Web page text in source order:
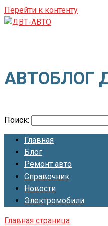
Перейти к контенту
АВТОБЛОГ
Поиск:
Главная
Блог
Ремонт авто
Справочник
Новости
Электромобили
Главная страница